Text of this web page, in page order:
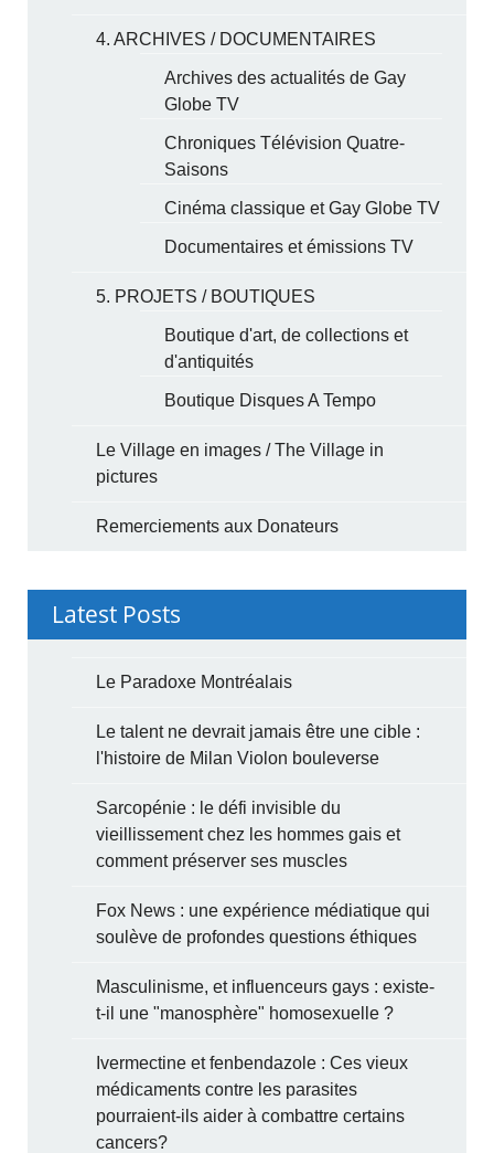
4. ARCHIVES / DOCUMENTAIRES
Archives des actualités de Gay
Globe TV
Chroniques Télévision Quatre-
Saisons
Cinéma classique et Gay Globe TV
Documentaires et émissions TV
5. PROJETS / BOUTIQUES
Boutique d'art, de collections et
d'antiquités
Boutique Disques A Tempo
Le Village en images / The Village in
pictures
Remerciements aux Donateurs
Latest Posts
Le Paradoxe Montréalais
Le talent ne devrait jamais être une cible :
l'histoire de Milan Violon bouleverse
Sarcopénie : le défi invisible du
vieillissement chez les hommes gais et
comment préserver ses muscles
Fox News : une expérience médiatique qui
soulève de profondes questions éthiques
Masculinisme, et influenceurs gays : existe-
t-il une "manosphère" homosexuelle ?
Ivermectine et fenbendazole : Ces vieux
médicaments contre les parasites
pourraient-ils aider à combattre certains
cancers?